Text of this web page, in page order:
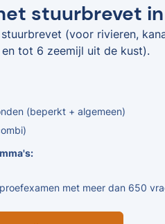
stuurbrevet
(voor rivieren,
tot 6 zeemijl uit de kust).
(beperkt + algemeen)
met meer dan 650